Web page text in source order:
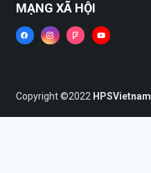
MẠNG XÃ HỘI
Copyright ©2022 HPSVietnam